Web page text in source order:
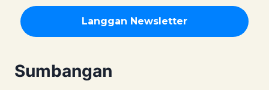
Sumbangan